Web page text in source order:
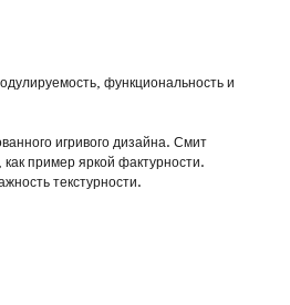
функциональность и
игривого дизайна. Смит
как пример яркой фактурности.
текстурности.